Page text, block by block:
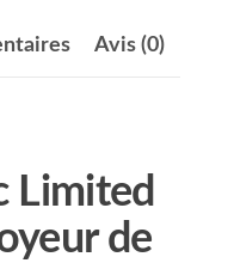
Avis (0)
Limited
de